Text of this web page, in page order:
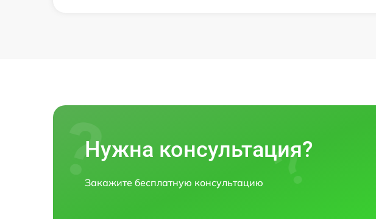
Нужна консультация?
Закажите бесплатную консультацию